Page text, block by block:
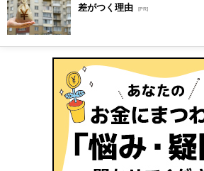
差がつく理由 [PR]